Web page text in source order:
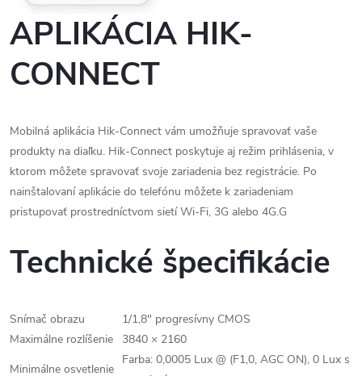
APLIKÁCIA HIK-
CONNECT
Mobilná aplikácia Hik-Connect vám umožňuje spravovať vaše
produkty na diaľku. Hik-Connect poskytuje aj režim prihlásenia, v
ktorom môžete spravovať svoje zariadenia bez registrácie. Po
nainštalovaní aplikácie do telefónu môžete k zariadeniam
pristupovať prostredníctvom sietí Wi-Fi, 3G alebo 4G.G
Technické špecifikácie
Snímač obrazu
1/1,8" progresívny CMOS
Maximálne rozlíšenie
3840 × 2160
Minimálne osvetlenie
Farba: 0,0005 Lux @ (F1,0, AGC ON), 0 Lux s